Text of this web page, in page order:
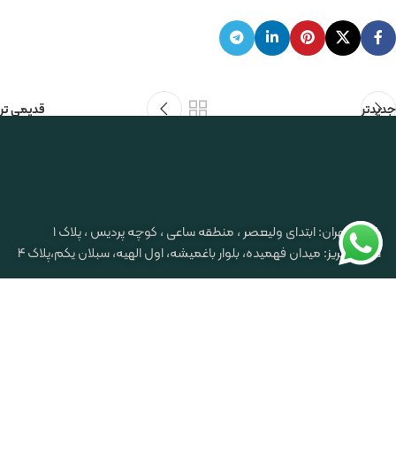
جدیدتر قدیمی تر
شعبه تهران: ابتدای ولیعصر ، منطقه ساعی ، کوچه پردیس ، پلاک ۱
شعبه تبریز: میدان فهمیده، بلوار باغمیشه، اول الهیه، سبلان یکم،پلاک 4